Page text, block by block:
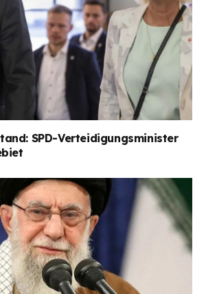
SPD-Verteidigungsminister